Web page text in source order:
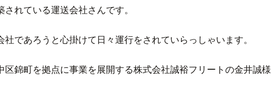
れている運送会社さんです。
であろうと心掛けて日々運行をされていらっしゃいます。
錦町を拠点に事業を展開する株式会社誠裕フリートの金井誠様